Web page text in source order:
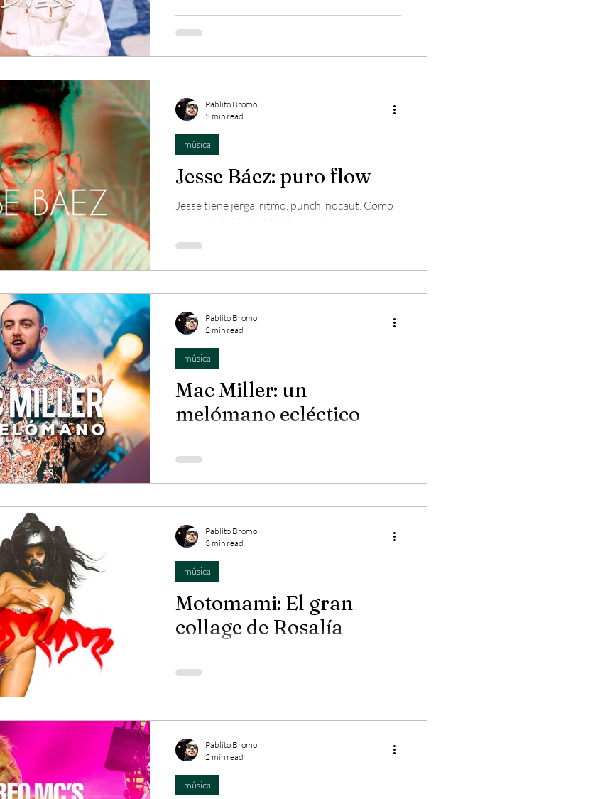
El concierto del español fue un cúmulo de
emociones de principio a fin. Pop, rap, baladas,
Jesse Báez: puro flow
Jesse tiene jerga, ritmo, punch, nocaut. Como
un triple doble de MJ, Curry o Lebron...
música
Pablito Bromo
2 min read
Mac Miller: un
melómano ecléctico
Además de hacer hip hop espontáneo y
novedoso, Mac Miller fue un tipo prodigio y
música
Pablito Bromo
2 min read
Motomami: El gran
collage de Rosalía
¿El mejor disco en español del 2022?
Seguramente sí. Un disco remix sin género
música
Pablito Bromo
3 min read
música
Pablito Bromo
2 min read